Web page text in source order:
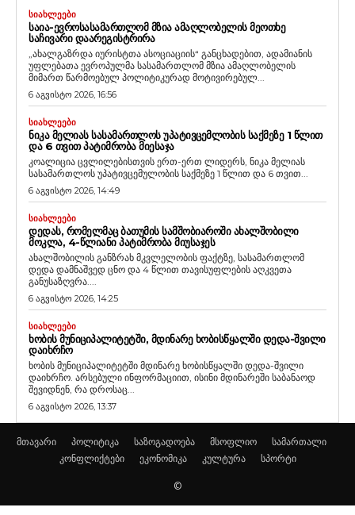
ᲡᲘᲐᲮᲚᲔᲔᲑᲘ
ᲡᲐᲘᲐ-ᲔᲕᲠᲝᲡᲐᲡᲐᲛᲐᲠᲗᲚᲝᲛ ᲛᲖᲘᲐ ᲐᲛᲐᲦᲚᲝᲑᲔᲚᲘᲡ ᲛᲔᲝᲗᲮᲔ
ᲡᲐᲩᲘᲕᲐᲠᲘ ᲓᲐᲐᲠᲔᲒᲘᲡᲢᲠᲘᲠᲐ
„ახალგაზრდა იურისტთა ასოციაციის“ განცხადებით, ადამიანის
უფლებათა ევროპულმა სასამართლომ მზია ამაღლობელის
მიმართ წარმოებულ პოლიტიკურად მოტივირებულ...
6 აგვისტო 2026, 16:56
ᲡᲘᲐᲮᲚᲔᲔᲑᲘ
ᲜᲘᲙᲐ ᲛᲔᲚᲘᲐᲡ ᲡᲐᲡᲐᲛᲐᲠᲗᲚᲝᲡ ᲣᲞᲐᲢᲘᲕᲪᲔᲛᲚᲝᲑᲘᲡ ᲡᲐᲥᲛᲔᲖᲔ 1 ᲬᲚᲘᲗ
ᲓᲐ 6 ᲗᲕᲘᲗ ᲞᲐᲢᲘᲛᲠᲝᲑᲐ ᲛᲘᲔᲡᲐᲯᲐ
კოალიცია ცვლილებისთვის ერთ-ერთ ლიდერს, ნიკა მელიას
სასამართლოს უპატივცემულობის საქმეზე 1 წლით და 6 თვით...
6 აგვისტო 2026, 14:49
ᲡᲘᲐᲮᲚᲔᲔᲑᲘ
ᲓᲔᲓᲐᲡ, ᲠᲝᲛᲔᲚᲛᲐᲪ ᲑᲐᲗᲣᲛᲘᲡ ᲡᲐᲛᲨᲝᲑᲘᲐᲠᲝᲨᲘ ᲐᲮᲐᲚᲨᲝᲑᲘᲚᲘ
ᲛᲝᲙᲚᲐ, 4-ᲬᲚᲘᲐᲜᲘ ᲞᲐᲢᲘᲛᲠᲝᲑᲐ ᲛᲘᲣᲡᲐᲯᲔᲡ
ახალშობილის განზრახ მკვლელობის ფაქტზე, სასამართლომ
დედა დამნაშვედ ცნო და 4 წლით თავისუფლების აღკვეთა
განუსაზღვრა....
6 აგვისტო 2026, 14:25
ᲡᲘᲐᲮᲚᲔᲔᲑᲘ
ᲮᲝᲑᲘᲡ ᲛᲣᲜᲘᲪᲘᲞᲐᲚᲘᲢᲔᲢᲨᲘ, ᲛᲓᲘᲜᲐᲠᲔ ᲮᲝᲑᲘᲡᲬᲧᲐᲚᲨᲘ ᲓᲔᲓᲐ-ᲨᲕᲘᲚᲘ
ᲓᲐᲘᲮᲠᲩᲝ
ხობის მუნიციპალიტეტში მდინარე ხობისწყალში დედა-შვილი
დაიხრჩო. არსებული ინფორმაციით, ისინი მდინარეში საბანაოდ
შევიდნენ, რა დროსაც...
6 აგვისტო 2026, 13:37
მთავარი პოლიტიკა საზოგადოება მსოფლიო
სამართალი
კონფლიქტები
ეკონომიკა კულტურა სპორტი
©